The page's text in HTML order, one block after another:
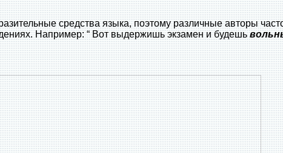
средства языка, поэтому различные авторы
Например: “ Вот выдержишь экзамен и будешь